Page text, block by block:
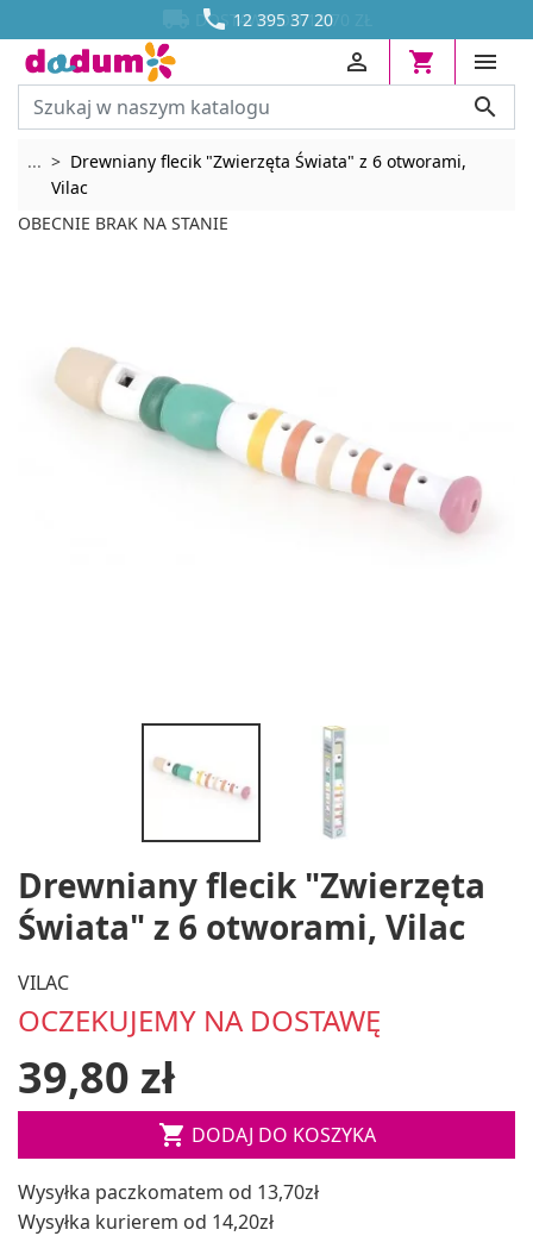
 12 395 37 20
DOSTAWA OD 13,70 ZŁ





... Rozwiń breadcrumbs
Drewniany flecik "Zwierzęta Świata" z 6 otworami,
Vilac
OBECNIE BRAK NA STANIE
Drewniany flecik "Zwierzęta
Świata" z 6 otworami, Vilac
VILAC
OCZEKUJEMY NA DOSTAWĘ
39,80 zł
 DODAJ DO KOSZYKA
Wysyłka paczkomatem od 13,70zł
Wysyłka kurierem od 14,20zł